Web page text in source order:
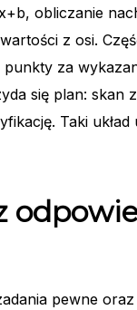
obliczanie
z osi.
za
się plan: skan
Taki układ
pewne